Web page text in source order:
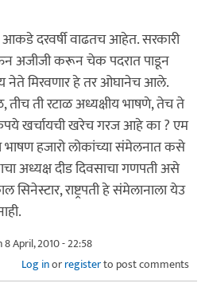
दरवर्षी वाढतच आहेत. सरकारी
अजीजी करून चेक पदरात पाडून
नेते मिरवणार हे तर ओघानेच आले.
तीच ती रटाळ अध्यक्षीय भाषणे, तेच ते
खर्चायची खरेच गरज आहे का ? एम
भाषण हजारो लोकांच्या संमेलनात कसे
अध्यक्ष दीड दिवसाचा गणपती असे
राष्ट्रपती हे संमेलानाला येउ
8 April, 2010 - 22:58
Log inorregisterto post comments